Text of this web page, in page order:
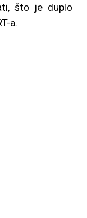
što je duplo
a.